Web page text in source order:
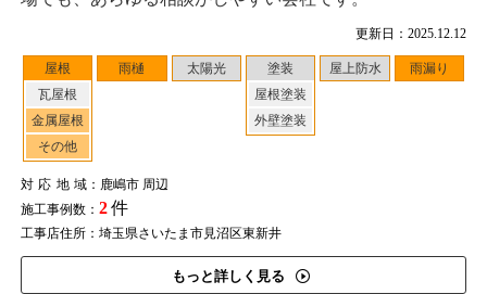
更新日：2025.12.12
屋根
瓦屋根
金属屋根
その他
雨樋 太陽光
塗装
屋根塗装
外壁塗装
屋上防水 雨漏り
対応地域：鹿嶋市 周辺
施工事例数： 2件
工事店住所：埼玉県さいたま市見沼区東新井
もっと詳しく見る